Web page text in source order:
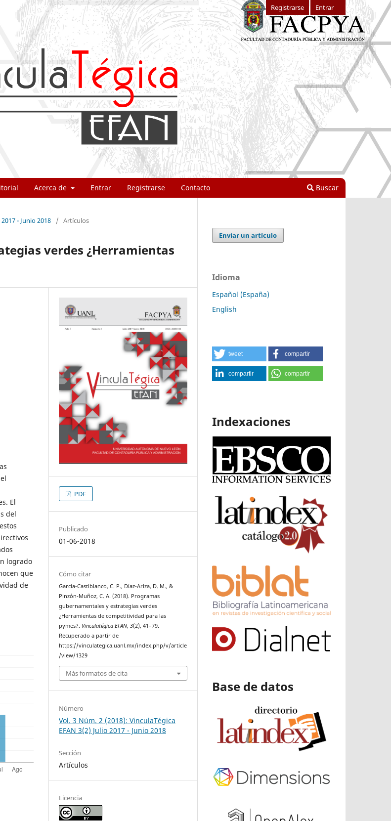
Acerca de Entrar Registrarse Contacto Buscar
Registrarse Entrar
- Junio 2018 / Artículos
verdes ¿Herramientas
El
del
logrado
que
de
PDF
Publicado
01-06-2018
Cómo citar
García-Castiblanco, C. P., Díaz-Ariza, D. M., &
Pinzón-Muñoz, C. A. (2018). Programas
gubernamentales y estrategias verdes
¿Herramientas de competitividad para las
pymes?. Vinculatégica EFAN,3(2), 41–79.
Recuperado a partir de
https://vinculategica.uanl.mx/index.php/v/article
/view/1329
Más formatos de cita
Número
Vol. 3 Núm. 2 (2018): VinculaTégica
EFAN 3(2) Julio 2017 - Junio 2018
Sección
Artículos
Licencia
Enviar un artículo
Idioma
Español (España)
English
tweet compartir
compartir compartir
Indexaciones
Base de datos